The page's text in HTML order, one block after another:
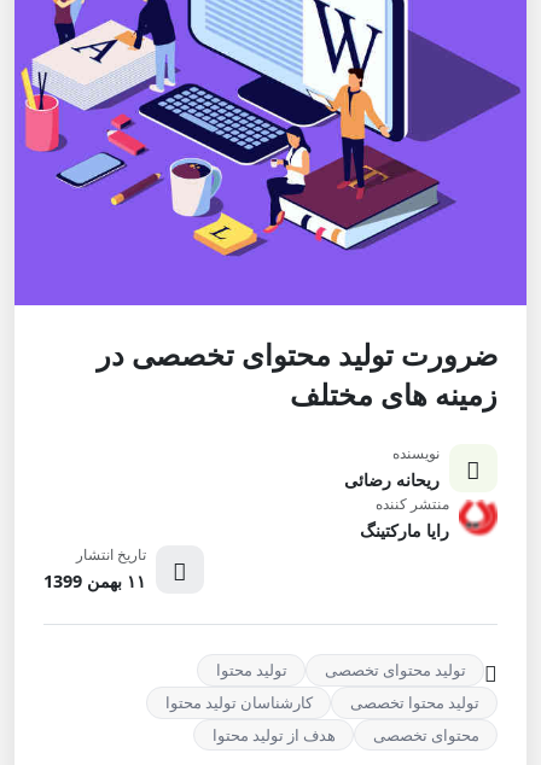
ضرورت تولید محتوای تخصصی در
زمینه های مختلف
نویسنده
ریحانه رضائی
منتشر کننده
رایا مارکتینگ
تاریخ انتشار
۱۱ بهمن 1399
تولید محتوای تخصصی
تولید محتوا
تولید محتوا تخصصی
کارشناسان تولید محتوا
محتوای تخصصی
هدف از تولید محتوا